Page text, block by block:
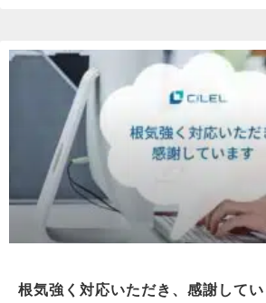
根気強く対応いただき、感謝して